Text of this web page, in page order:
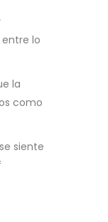
lo
la
como
siente